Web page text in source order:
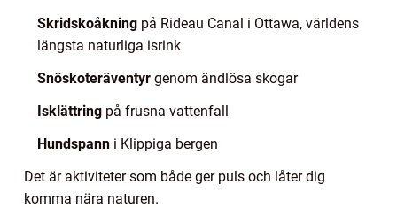
Skridskoåkning på Rideau Canal i Ottawa, världens
längsta naturliga isrink
Snöskoteräventyr genom ändlösa skogar
Isklättring på frusna vattenfall
Hundspann i Klippiga bergen
Det är aktiviteter som både ger puls och låter dig
komma nära naturen.